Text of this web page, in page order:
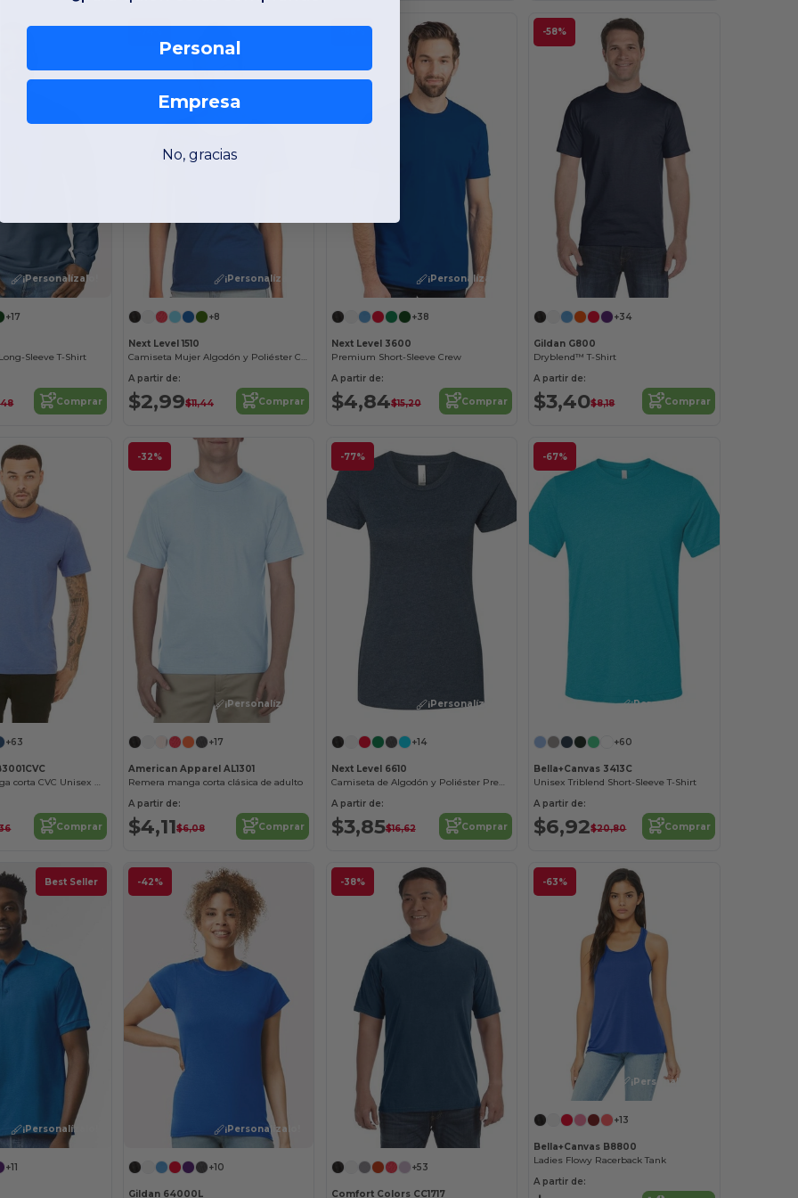
¡Personalízalo!
+17
Sleeve T-Shirt
Comprar
¡Personalízalo!
+8
Next Level 1510
Camiseta Mujer Algodón y Poliéster Confort
A partir de:
$2,99$11,44 Comprar
¡Personalízalo!
+38
Next Level 3600
Premium Short-Sleeve Crew
A partir de:
$4,84$15,20 Comprar
-58%
+34
Gildan G800
Dryblend™ T-Shirt
A partir de:
$3,40$8,18 Comprar
+63
Remera de manga corta CVC Unisex Heather
Comprar
-32%
¡Personalízalo!
+17
American Apparel AL1301
Remera manga corta clásica de adulto
A partir de:
$4,11$6,08 Comprar
-77%
¡Personalízalo!
+14
Next Level 6610
Camiseta de Algodón y Poliéster Premium
A partir de:
$3,85$16,62 Comprar
-67%
¡Personalízalo!
+60
Bella+Canvas 3413C
Unisex Triblend Short-Sleeve T-Shirt
A partir de:
$6,92$20,80 Comprar
Best Seller
¡Personalízalo!
+11
-42%
¡Personalízalo!
+10
Gildan 64000L
-38%
+53
Comfort Colors CC1717
-63%
¡Personalízalo!
+13
Bella+Canvas B8800
Ladies Flowy Racerback Tank
A partir de:
Personal
Empresa
No, gracias